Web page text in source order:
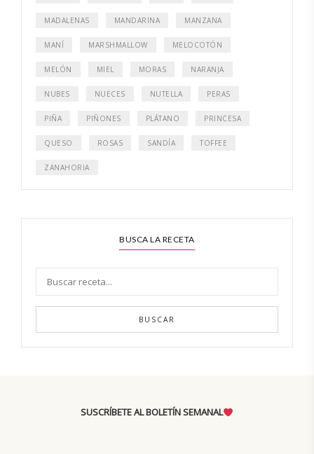
MADALENAS MANDARINA MANZANA
MANÍ MARSHMALLOW MELOCOTÓN
MELÓN MIEL MORAS NARANJA
NUBES NUECES NUTELLA PERAS
PIÑA PIÑONES PLÁTANO PRINCESA
QUESO ROSAS SANDÍA TOFFEE
ZANAHORIA
BUSCA LA RECETA
BUSCAR
SUSCRÍBETE AL BOLETÍN SEMANAL